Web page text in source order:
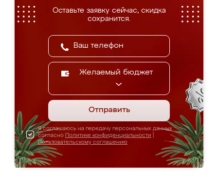
Оставьте заявку сейчас, скидка
сохранится.
Желаемый бюджет
Отправить
Я соглашаюсь на передачу персональных данных
согласно Политике конфиденциальности
Пользовательскому соглашению